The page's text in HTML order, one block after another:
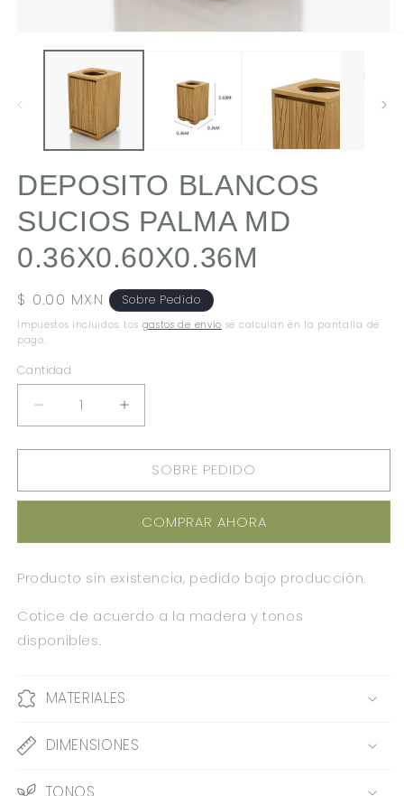
ELEMENTO
MULTIMEDIA
UNA
VENTANA
DEPOSITO BLANCOS
SUCIOS PALMA MD
0.36X0.60X0.36M
Precio
habitual
$ 0.00 MXN Sobre Pedido
Impuestos incluidos. Los gastos de envío se calculan en la pantalla de
pago.
Cantidad
REDUCIR
CANTIDAD
PARA
BLANCOS
MD
AUMENTAR
CANTIDAD
PARA
DEPOSITO
BLANCOS
PALMA
MD
SOBRE PEDIDO
COMPRAR AHORA
Producto sin existencia, pedido bajo producción.
Cotice de acuerdo a la madera y tonos
disponibles.
MATERIALES
DIMENSIONES
TONOS